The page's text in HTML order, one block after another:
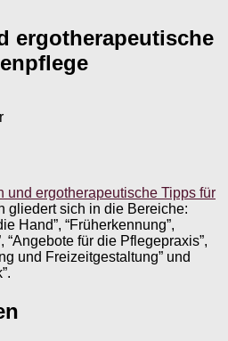
ergotherapeutische
und ergotherapeutische Tipps für
gliedert sich in die Bereiche:
Hand”, “Früherkennung”,
“Angebote für die Pflegepraxis”,
und Freizeitgestaltung” und